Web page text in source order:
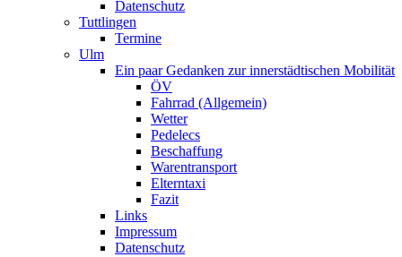
Datenschutz
Tuttlingen
Termine
Ulm
Ein paar Gedanken zur innerstädtischen Mobilität
ÖV
Fahrrad (Allgemein)
Wetter
Pedelecs
Beschaffung
Warentransport
Elterntaxi
Fazit
Links
Impressum
Datenschutz